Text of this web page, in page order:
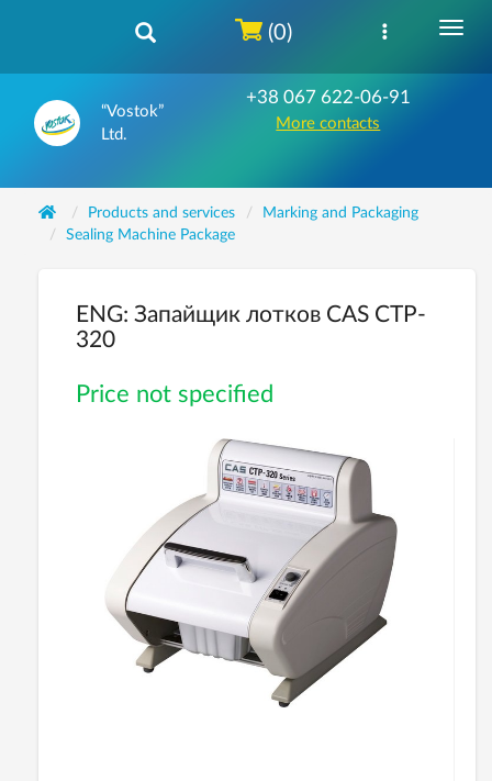
“Vostok”
Ltd.
+38 067 622-06-91
More contacts
(0)
Products and services
Marking and Packaging
Sealing Machine Package
ENG: Запайщик лотков CAS CTP-
320
Price not specified